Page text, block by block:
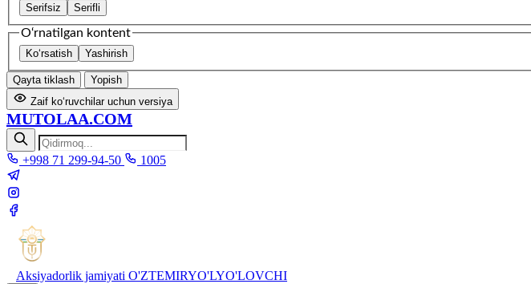
Serifsiz Serifli
O‘rnatilgan kontent
Ko‘rsatish Yashirish
Qayta tiklash
Yopish
Zaif ko‘ruvchilar uchun versiya
MUTOLAA.COM
+998 71 299-94-50 1005
Aksiyadorlik jamiyati O'ZTEMIRYO'LYO'LOVCHI